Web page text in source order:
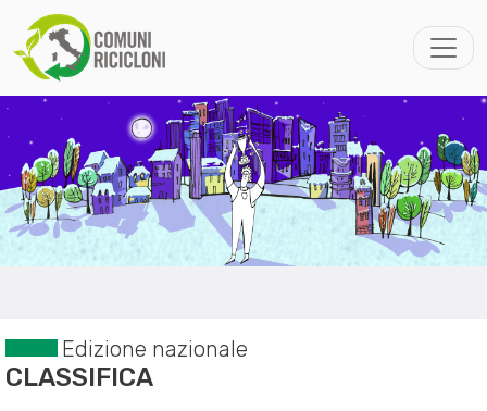
Edizione nazionale
CLASSIFICA